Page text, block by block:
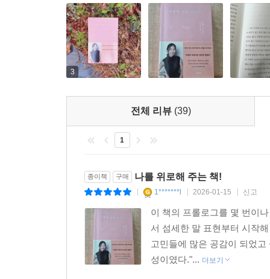
서 지금의 나로 수많은 내일을 향해 건너가는 것이
--- p.132
“변호사이지만 가수 생활을 그만두지 않았다는
요?”
랩되는 것에 익숙하고 특정 카테고리에 들어가야
는 요즘 시대에 말이다. ‘N잡러’, ‘사이드 허슬’
에서도 개인의 정체성에 따라 동질감과 이질감을
--- p.139
소속에 얽매이지 않고 ‘살아내기’는 내 인생에
회사에서 한결같이 일했다면, 직업을 하나로 이
로도 있을 것이다. 괜히 인생을 지나치게 복잡하
에 안주하지 않고 이런저런 시도를 하며 나만의
--- p.141
3
전체 리뷰 (39)
1
종이책 구매 나를 위로해 주는 책!
1*******l 2026-01-15 신고
이 책의 프롤로그를 몇 번이
서 섬세한 말 표현부터 시작
고민들에 많은 공감이 되었
성이였다."... 더보기